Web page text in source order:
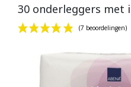
30 onderleggers met
(7